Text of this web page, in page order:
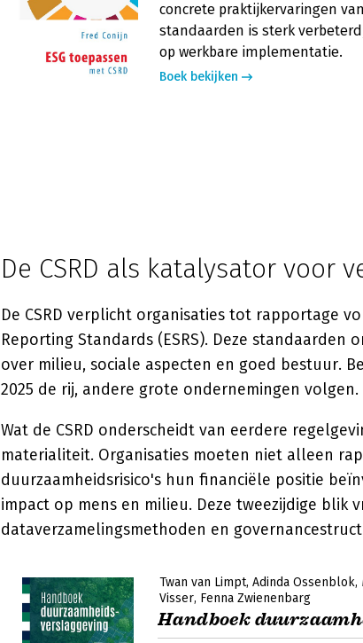
concrete praktijkervaringen
standaarden is sterk
op werkbare implementatie.
Boek bekijken
De CSRD als katalysator voor
De CSRD verplicht organisaties tot rapportage
Reporting Standards (ESRS). Deze
over milieu, sociale aspecten en goed bestuur.
2025 de rij, andere grote ondernemingen volgen.
Wat de CSRD onderscheidt van eerdere
materialiteit. Organisaties moeten niet alleen
duurzaamheidsrisico's hun financiële positie
impact op mens en milieu. Deze tweezijdige blik
dataverzamelingsmethoden en
Twan van Limpt Adinda Ossenblok
Visser Fenna Zwienenbarg
Handboek